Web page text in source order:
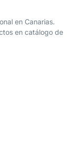
en Canarias.
en catálogo de